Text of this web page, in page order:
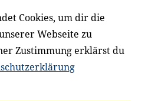
arbeiten wir eng
Unternehmen
zusammen.
Cookies, um dir die
Webseite zu
Zustimmung erklärst du